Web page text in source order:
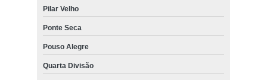
Pilar Velho
Ponte Seca
Pouso Alegre
Quarta Divisão